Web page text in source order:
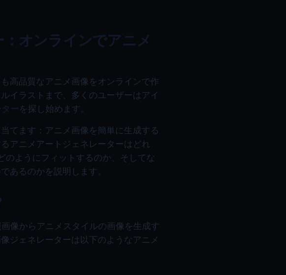
オンラインでアニメ
高品質なアニメ画像をオンラインで作
イラストまで、多くのユーザーはアイ
ーを探し始めます。
てます：アニメ画像を簡単に生成する
アニメアートジェネレーターはどれ
のようにフィットするのか、そしてな
あるのかを説明します。
像からアニメスタイルの画像を生成す
ジェネレーターは以下のようなアニメ